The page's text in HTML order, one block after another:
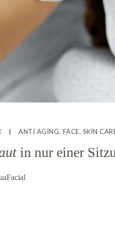
ANTI AGING FACE, SKIN
in nur einer